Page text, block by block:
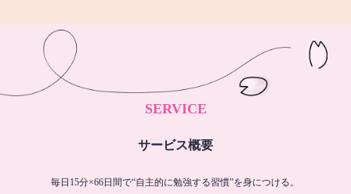
SERVICE
サービス概要
毎日15分×66日間で“自主的に勉強する習慣”を身につける。